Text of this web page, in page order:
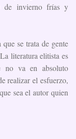
de invierno frías y
se trata de gente
literatura elitista es
no va en absoluto
realizar el esfuerzo,
sea el autor quien